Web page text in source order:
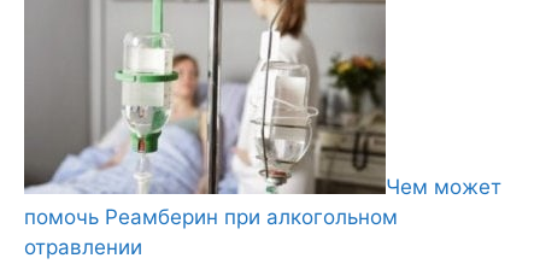
Чем может
помочь Реамберин при алкогольном
отравлении